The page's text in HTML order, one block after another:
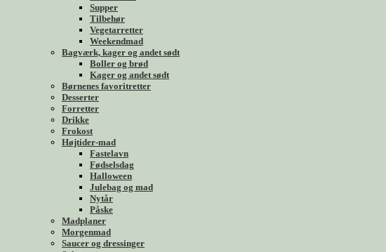
Supper
Tilbehør
Vegetarretter
Weekendmad
Bagværk, kager og andet sødt
Boller og brød
Kager og andet sødt
Børnenes favoritretter
Desserter
Forretter
Drikke
Frokost
Højtider-mad
Fastelavn
Fødselsdag
Halloween
Julebag og mad
Nytår
Påske
Madplaner
Morgenmad
Saucer og dressinger